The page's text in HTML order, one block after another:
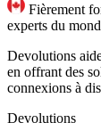
Fièrement
experts du
Devolutions
en offrant des
connexions à
Devolutions